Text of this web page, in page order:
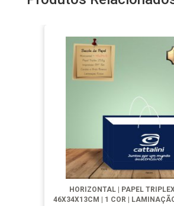
HORIZONTAL | PAPEL
46X34X13CM | 1 COR |